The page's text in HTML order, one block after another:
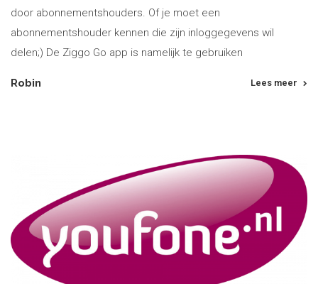
door abonnementshouders. Of je moet een
abonnementshouder kennen die zijn inloggegevens wil
delen;) De Ziggo Go app is namelijk te gebruiken
Robin Lees meer